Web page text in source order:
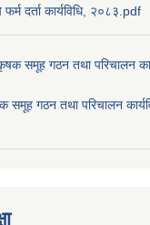
फर्म दर्ता कार्यविधि, २०८३.pdf
कृषक समूह गठन तथा परिचालन
समूह गठन तथा परिचालन